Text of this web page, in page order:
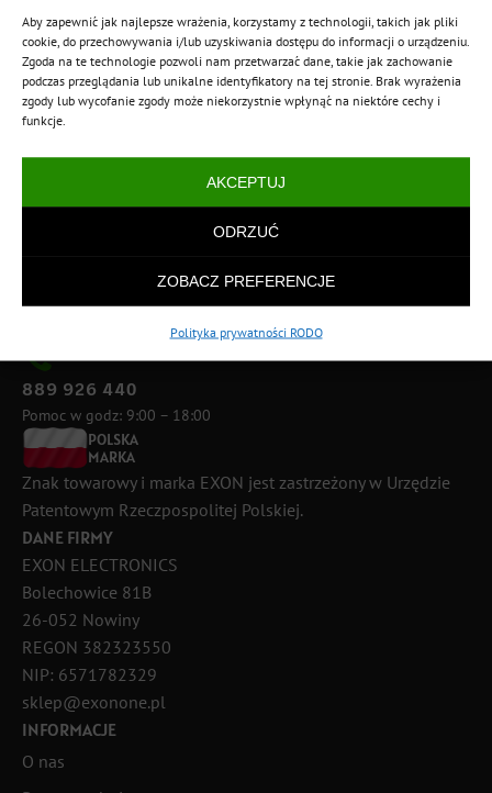
Aby zapewnić jak najlepsze wrażenia, korzystamy z technologii, takich jak pliki
cookie, do przechowywania i/lub uzyskiwania dostępu do informacji o urządzeniu.
Zgoda na te technologie pozwoli nam przetwarzać dane, takie jak zachowanie
podczas przeglądania lub unikalne identyfikatory na tej stronie. Brak wyrażenia
zgody lub wycofanie zgody może niekorzystnie wpłynąć na niektóre cechy i
funkcje.
AKCEPTUJ
ODRZUĆ
ZOBACZ PREFERENCJE
Polityka prywatności RODO
układu krążenia odpowiadają za ponad 46% zgonów
kobiet w Polsce, a większość z nich można było wcześniej
wychwycić dzięki regularnym pomiarom. Kardiowatche
EXON […]
889 926 440
Pomoc w godz: 9:00 – 18:00
POLSKA
MARKA
Znak towarowy i marka EXON jest zastrzeżony w Urzędzie
Patentowym Rzeczpospolitej Polskiej.
DANE FIRMY
EXON ELECTRONICS
Bolechowice 81B
26-052 Nowiny
REGON 382323550
NIP: 6571782329
sklep@exonone.pl
INFORMACJE
O nas